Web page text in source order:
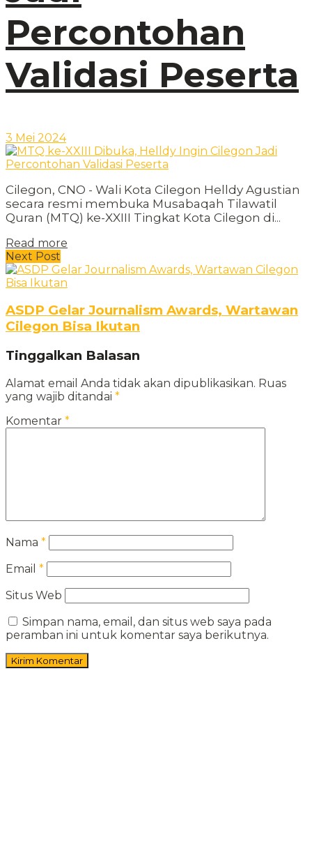
Percontohan
Validasi Peserta
3 Mei 2024
Cilegon, CNO - Wali Kota Cilegon Helldy Agustian
secara resmi membuka Musabaqah Tilawatil
Quran (MTQ) ke-XXIII Tingkat Kota Cilegon di...
Read more
Next Post
ASDP Gelar Journalism Awards, Wartawan
Cilegon Bisa Ikutan
Tinggalkan Balasan
Alamat email Anda tidak akan dipublikasikan. Ruas
yang wajib ditandai *
Komentar *
Nama *
Email *
Situs Web
Simpan nama, email, dan situs web saya pada
peramban ini untuk komentar saya berikutnya.